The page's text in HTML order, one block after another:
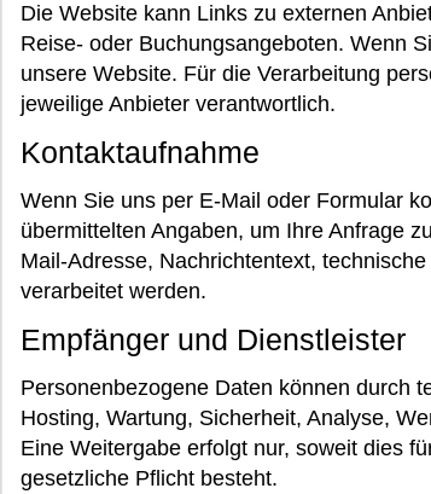
Die Website kann Links zu externen
Reise- oder Buchungsangeboten. Wenn
unsere Website. Für die Verarbeitung
jeweilige Anbieter verantwortlich.
Kontaktaufnahme
Wenn Sie uns per E-Mail oder Formular
übermittelten Angaben, um Ihre Anfrage
Mail-Adresse, Nachrichtentext,
verarbeitet werden.
Empfänger und Dienstleister
Personenbezogene Daten können durch
Hosting, Wartung, Sicherheit, Analyse,
Eine Weitergabe erfolgt nur, soweit dies
gesetzliche Pflicht besteht.